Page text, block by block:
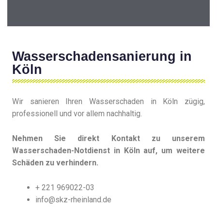
Wasserschadensanierung in
Köln
Wir sanieren Ihren Wasserschaden in Köln zügig,
professionell und vor allem nachhaltig.
Nehmen Sie direkt Kontakt zu unserem
Wasserschaden-Notdienst in Köln auf, um weitere
Schäden zu verhindern.
+ 221 969022-03
info@skz-rheinland.de